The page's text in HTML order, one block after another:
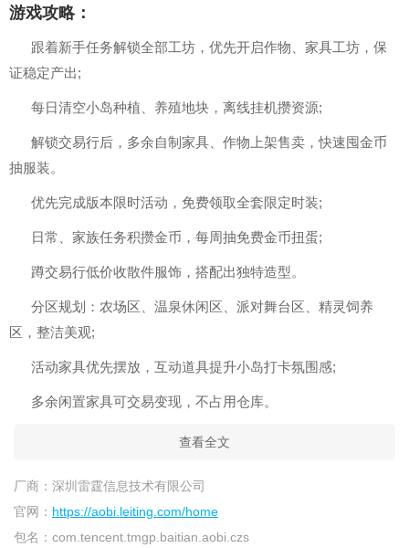
游戏攻略：
跟着新手任务解锁全部工坊，优先开启作物、家具工坊，保
证稳定产出;
每日清空小岛种植、养殖地块，离线挂机攒资源;
解锁交易行后，多余自制家具、作物上架售卖，快速囤金币
抽服装。
优先完成版本限时活动，免费领取全套限定时装;
日常、家族任务积攒金币，每周抽免费金币扭蛋;
蹲交易行低价收散件服饰，搭配出独特造型。
分区规划：农场区、温泉休闲区、派对舞台区、精灵饲养
区，整洁美观;
活动家具优先摆放，互动道具提升小岛打卡氛围感;
多余闲置家具可交易变现，不占用仓库。
查看全文
厂商： 深圳雷霆信息技术有限公司
官网： https://aobi.leiting.com/home
包名： com.tencent.tmgp.baitian.aobi.czs